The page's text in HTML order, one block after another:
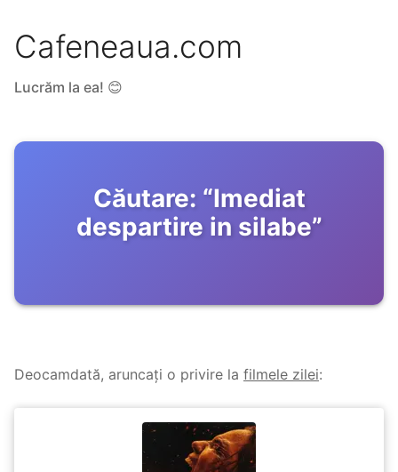
Cafeneaua.com
Lucrăm la ea! 😊
Căutare: “Imediat
despartire in silabe”
Deocamdată, aruncați o privire la filmele zilei: